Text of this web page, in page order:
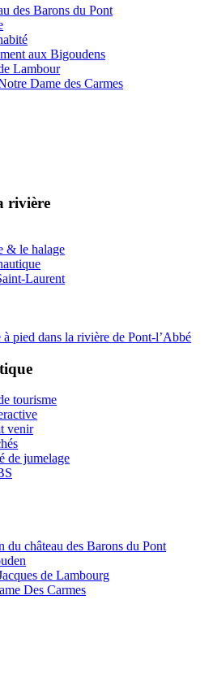
des Barons du Pont
aux Bigoudens
Lambour
Dame des Carmes
rivière
& le halage
Laurent
à pied dans la rivière de Pont-l’Abbé
tourisme
venir
de jumelage
du château des Barons du Pont
de Lambourg
Des Carmes